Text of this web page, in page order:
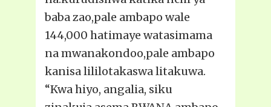
baba zao,pale ambapo wale
144,000 hatimaye watasimama
na mwanakondoo,pale ambapo
kanisa lililotakaswa litakuwa.
“Kwa hiyo, angalia, siku